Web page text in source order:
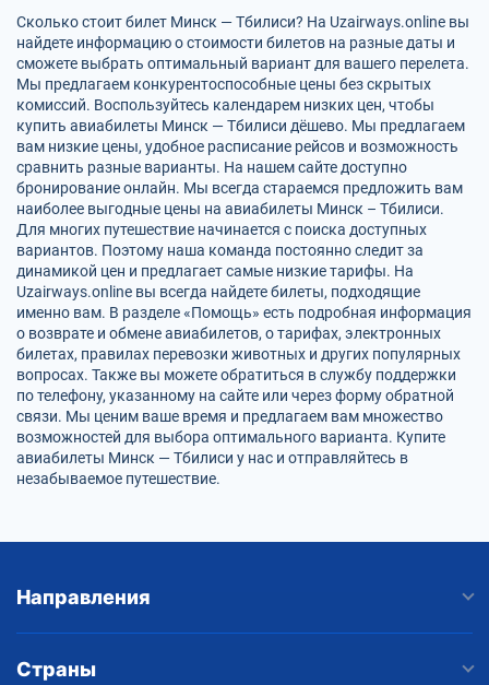
Сколько стоит билет Минск — Тбилиси? На Uzairways.online вы
найдете информацию о стоимости билетов на разные даты и
сможете выбрать оптимальный вариант для вашего перелета.
Мы предлагаем конкурентоспособные цены без скрытых
комиссий. Воспользуйтесь календарем низких цен, чтобы
купить авиабилеты Минск — Тбилиси дёшево. Мы предлагаем
вам низкие цены, удобное расписание рейсов и возможность
сравнить разные варианты. На нашем сайте доступно
бронирование онлайн. Мы всегда стараемся предложить вам
наиболее выгодные цены на авиабилеты Минск – Тбилиси.
Для многих путешествие начинается с поиска доступных
вариантов. Поэтому наша команда постоянно следит за
динамикой цен и предлагает самые низкие тарифы. На
Uzairways.online вы всегда найдете билеты, подходящие
именно вам. В разделе «Помощь» есть подробная информация
о возврате и обмене авиабилетов, о тарифах, электронных
билетах, правилах перевозки животных и других популярных
вопросах. Также вы можете обратиться в службу поддержки
по телефону, указанному на сайте или через форму обратной
связи. Мы ценим ваше время и предлагаем вам множество
возможностей для выбора оптимального варианта. Купите
авиабилеты Минск — Тбилиси у нас и отправляйтесь в
незабываемое путешествие.
Направления
Страны